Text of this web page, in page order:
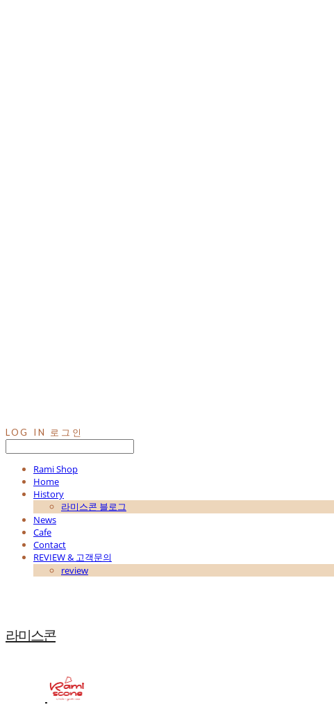
LOG IN 로그인
Rami Shop
Home
History
라미스콘 블로그
News
Cafe
Contact
REVIEW & 고객문의
review
라미스콘